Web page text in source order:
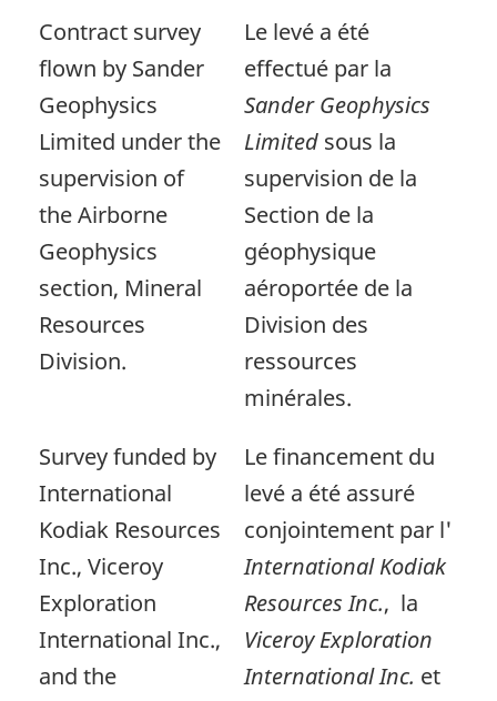
Contract survey
flown by Sander
Geophysics
Limited under the
supervision of
the Airborne
Geophysics
section, Mineral
Resources
Division.
Le levé a été
effectué par la
Sander Geophysics
Limited sous la
supervision de la
Section de la
géophysique
aéroportée de la
Division des
ressources
minérales.
Survey funded by
International
Kodiak Resources
Inc., Viceroy
Exploration
International Inc.,
and the
Le financement du
levé a été assuré
conjointement par l'
International Kodiak
Resources Inc., la
Viceroy Exploration
International Inc. et